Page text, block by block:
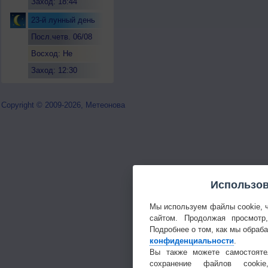
23-й лунный день
Посл.четв. 06/08
Восход: Не
Заход: 12:30
Copyright © 2009-2026, Метеонова
Мы используем файлы cookie,
сайтом. Продолжая
Подробнее о том, как мы
конфиденциальности
Вы также можете
сохранение файлов